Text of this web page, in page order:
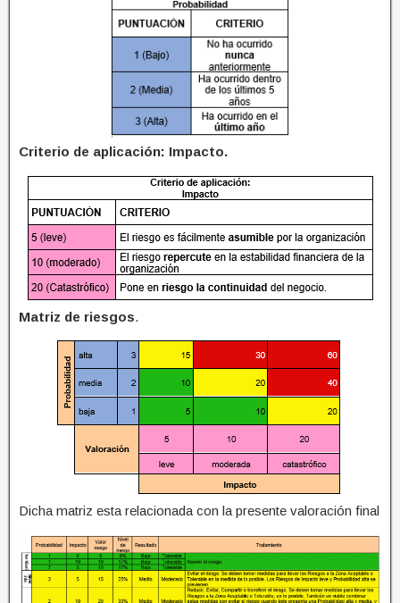
Criterio de aplicación: Impacto.
Matriz de riesgos.
Dicha matriz esta relacionada con la presente valoración final